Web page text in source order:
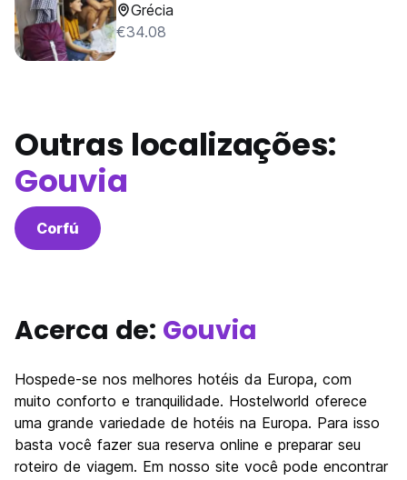
Grécia
€34.08
Outras localizações:
Gouvia
Corfú
Acerca de: Gouvia
Hospede-se nos melhores hotéis da Europa, com
muito conforto e tranquilidade. Hostelworld oferece
uma grande variedade de hotéis na Europa. Para isso
basta você fazer sua reserva online e preparar seu
roteiro de viagem. Em nosso site você pode encontrar